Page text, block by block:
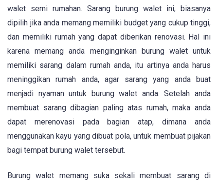
walet semi rumahan. Sarang burung walet ini, biasanya
dipilih jika anda memang memiliki budget yang cukup tinggi,
dan memiliki rumah yang dapat diberikan renovasi. Hal ini
karena memang anda menginginkan burung walet untuk
memiliki sarang dalam rumah anda, itu artinya anda harus
meninggikan rumah anda, agar sarang yang anda buat
menjadi nyaman untuk burung walet anda. Setelah anda
membuat sarang dibagian paling atas rumah, maka anda
dapat merenovasi pada bagian atap, dimana anda
menggunakan kayu yang dibuat pola, untuk membuat pijakan
bagi tempat burung walet tersebut.
Burung walet memang suka sekali membuat sarang di